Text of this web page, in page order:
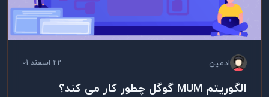
ادمین 22 اسفند 01
الگوریتم MUM گوگل چطور کار می کند؟